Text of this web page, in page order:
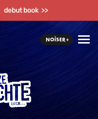
debut book >>